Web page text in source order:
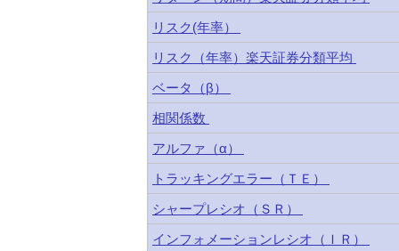
リスク(年率）
リスク（年率）楽天証券分類平均
ベータ（β）
相関係数
アルファ（α）
トラッキングエラー（ＴＥ）
シャープレシオ（ＳＲ）
インフォメーションレシオ（ＩＲ）